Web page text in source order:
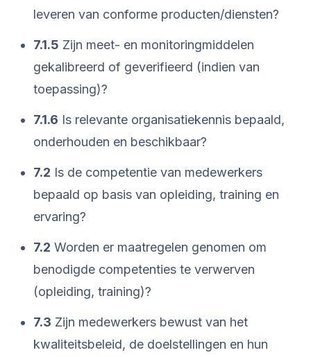
leveren van conforme producten/diensten?
7.1.5 Zijn meet- en monitoringmiddelen
gekalibreerd of geverifieerd (indien van
toepassing)?
7.1.6 Is relevante organisatiekennis bepaald,
onderhouden en beschikbaar?
7.2 Is de competentie van medewerkers
bepaald op basis van opleiding, training en
ervaring?
7.2 Worden er maatregelen genomen om
benodigde competenties te verwerven
(opleiding, training)?
7.3 Zijn medewerkers bewust van het
kwaliteitsbeleid, de doelstellingen en hun